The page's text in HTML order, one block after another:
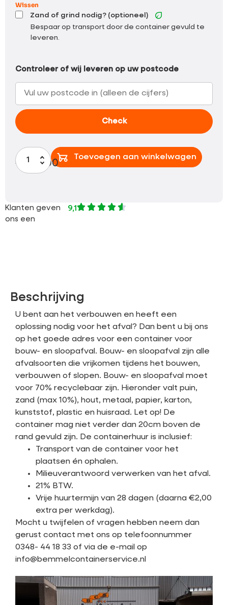
Wissen
Zand of grind nodig? (optioneel)
Bespaar op transport door de container gevuld te
leveren.
Controleer of wij leveren op uw postcode
Check
€ 295,00
Toevoegen aan winkelwagen
Klanten geven
ons een
9,1
Beschrijving
U bent aan het verbouwen en heeft een
oplossing nodig voor het afval? Dan bent u bij ons
op het goede adres voor een container voor
bouw- en sloopafval. Bouw- en sloopafval zijn alle
afvalsoorten die vrijkomen tijdens het bouwen,
verbouwen of slopen. Bouw- en sloopafval moet
voor 70% recyclebaar zijn. Hieronder valt puin,
zand (max 10%), hout, metaal, papier, karton,
kunststof, plastic en huisraad. Let op! De
container mag niet verder dan 20cm boven de
rand gevuld zijn. De containerhuur is inclusief:
Transport van de container voor het
plaatsen én ophalen.
Milieuverantwoord verwerken van het afval.
21% BTW.
Vrije huurtermijn van 28 dagen (daarna €2,00
extra per werkdag).
Mocht u twijfelen of vragen hebben neem dan
gerust contact met ons op telefoonnummer
0348- 44 18 33 of via de e-mail op
info@bemmelcontainerservice.nl